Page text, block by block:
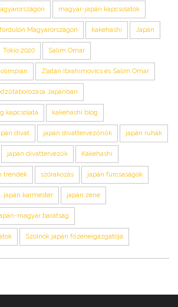
magyar-japán kapcsolatok
Magyarországon kakehashi Japán
Tokio 2020 Salim Omar
olimpián Zlatan Ibrahimovics és Salim Omar
Japánban
kapcsolata kakehashi blog
divat japán divattervezőnők japán ruhák
japán divattervezők Kakehashi
trendek szórakozás japán furcsaságok
japán karmester japán zene
magyar barátság
Szolnok japán főzeneigazgatója